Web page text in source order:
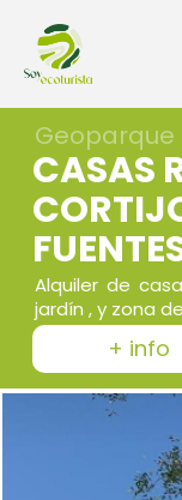
CASAS
Alquiler de
jardín , y zona
+ info